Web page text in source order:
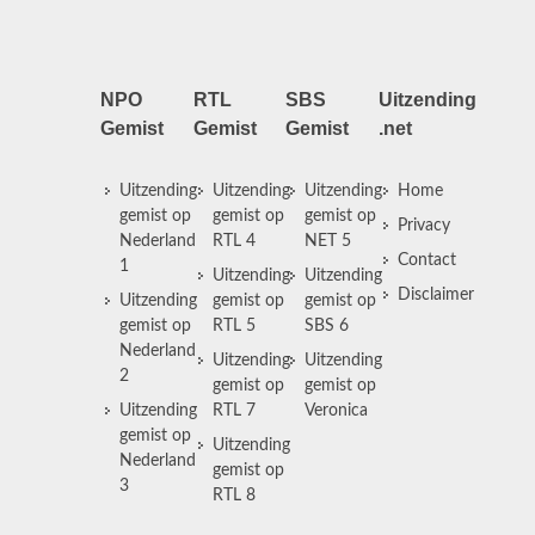
NPO
Gemist
Uitzending
gemist op
Nederland
1
Uitzending
gemist op
Nederland
2
Uitzending
gemist op
Nederland
3
RTL
Gemist
Uitzending
gemist op
RTL 4
Uitzending
gemist op
RTL 5
Uitzending
gemist op
RTL 7
Uitzending
gemist op
RTL 8
SBS
Gemist
Uitzending
gemist op
NET 5
Uitzending
gemist op
SBS 6
Uitzending
gemist op
Veronica
Uitzending
.net
Home
Privacy
Contact
Disclaimer